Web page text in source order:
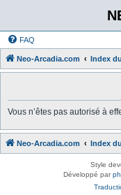
FAQ
Neo-Arcadia.com Index
Vous n’êtes pas autorisé à
Neo-Arcadia.com Index
Style
Développé par